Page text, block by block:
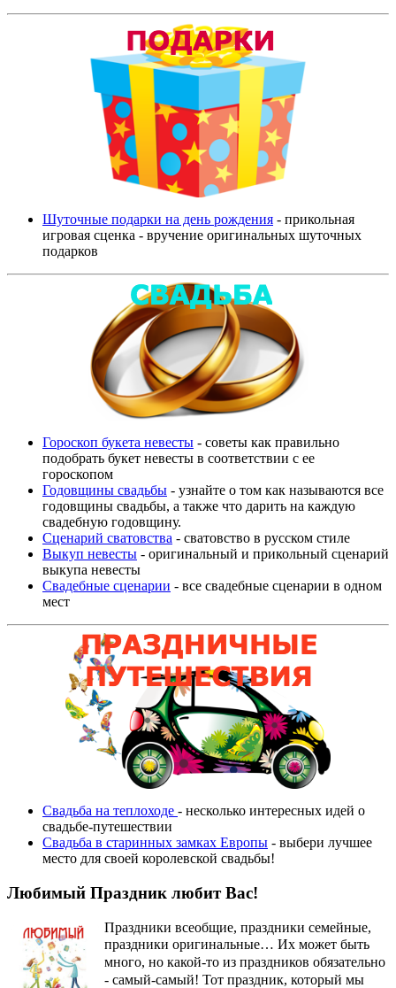
Шуточные подарки на день рождения - прикольная
игровая сценка - вручение оригинальных шуточных
подарков
Гороскоп букета невесты - советы как правильно
подобрать букет невесты в соответствии с ее
гороскопом
Годовщины свадьбы - узнайте о том как называются все
годовщины свадьбы, а также что дарить на каждую
свадебную годовщину.
Сценарий сватовства - сватовство в русском стиле
Выкуп невесты - оригинальный и прикольный сценарий
выкупа невесты
Свадебные сценарии - все свадебные сценарии в одном
мест
Свадьба на теплоходе - несколько интересных идей о
свадьбе-путешествии
Свадьба в старинных замках Европы - выбери лучшее
место для своей королевской свадьбы!
Любимый Праздник любит Вас!
Праздники всеобщие, праздники семейные,
праздники оригинальные… Их может быть
много, но какой-то из праздников обязательно
- самый-самый! Тот праздник, который мы